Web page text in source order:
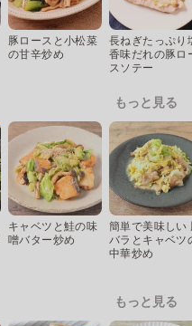
豚ロースと小松菜
の甘辛炒め
長ねぎたっぷり
香味だれの豚ロ
スソテー
もっと見る
キャベツと鮭の味
噌バター炒め
簡単で美味しい
バラとキャベツ
中華炒め
もっと見る